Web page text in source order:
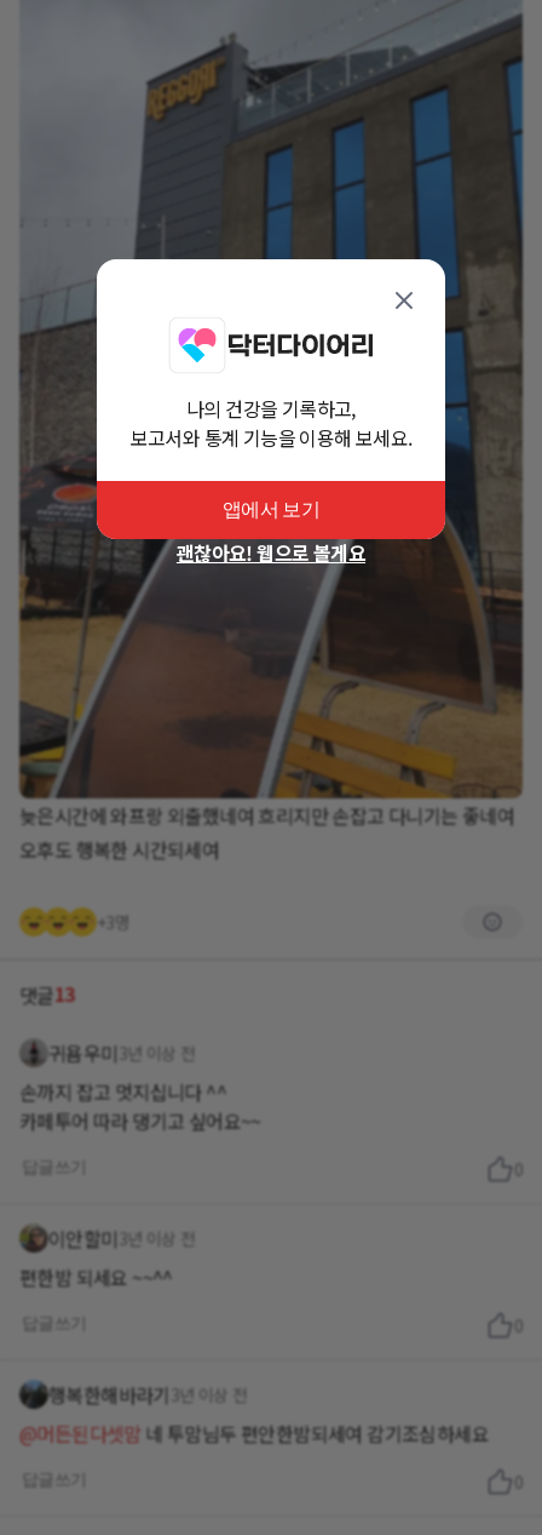
늦은시간에 와프랑 외출했네여 흐리지만 손잡고 다니기는 좋네여
오후도 행복한 시간되세여
+3명
댓글13
귀욤우미 3년 이상 전
손까지 잡고 멋지십니다 ^^
카페투어 따라 댕기고 싶어요~~
이안할미 3년 이상 전
편한밤 되세요 ~~^^
행복한해바라기 3년 이상 전
@머든된다셋맘 네 투맘님두 편안한밤되세여 감기조심하세요
나의 건강을 기록하고,
보고서와 통계 기능을 이용해 보세요.
앱에서 보기
괜찮아요! 웹으로 볼게요